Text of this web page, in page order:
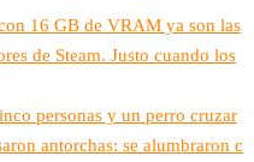
16 GB de VRAM ya son las
de Steam. Justo cuando los
personas y un perro cruzar
antorchas: se alumbraron c